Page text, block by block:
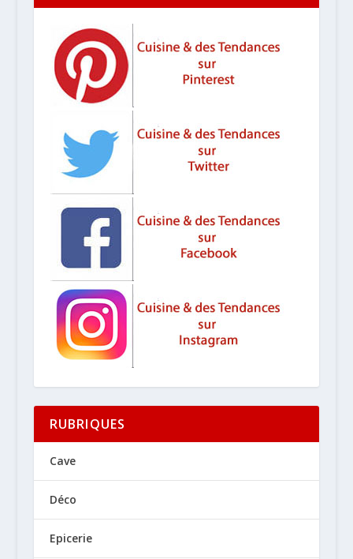
RUBRIQUES
Cave
Déco
Epicerie